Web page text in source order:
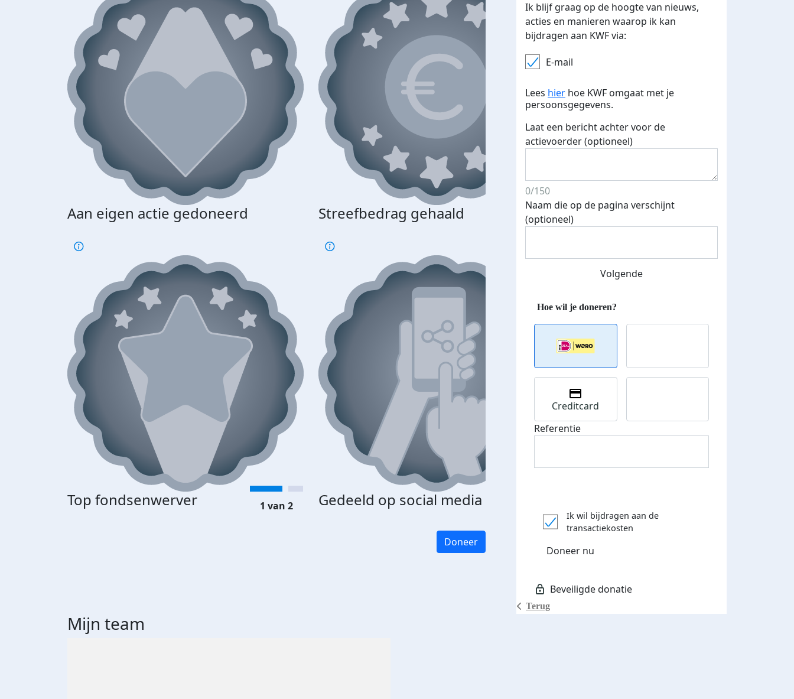
Aan eigen actie gedoneerd Streefbedrag gehaald Streefbedrag verhoogd
Top fondsenwerver Gedeeld op social media
1 van 2
Doneer
Ik blijf graag op de hoogte van nieuws,
acties en manieren waarop ik kan
bijdragen aan KWF via:
E-mail
Lees hier hoe KWF omgaat met je
persoonsgegevens.
Laat een bericht achter voor de
actievoerder (optioneel)
0/150
Naam die op de pagina verschijnt
(optioneel)
Volgende
Terug
Creditcard
Referentie
Ik wil bijdragen aan de
transactiekosten
Doneer nu
Mijn team